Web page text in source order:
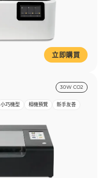
立即購買
30W CO2
小巧機型 相機預覽 新手友善